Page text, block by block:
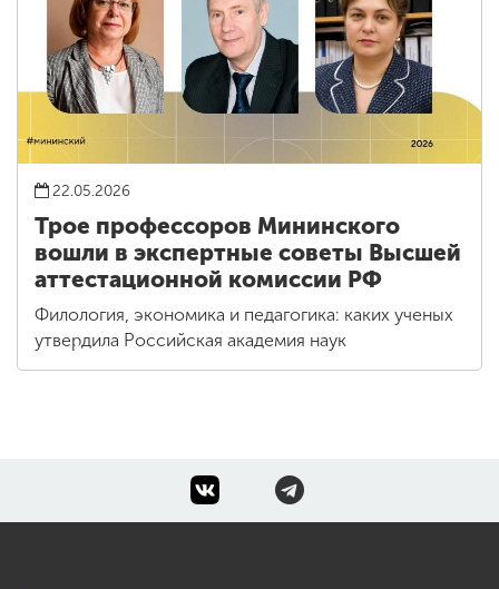
22.05.2026
Трое профессоров Мининского
вошли в экспертные советы Высшей
аттестационной комиссии РФ
Филология, экономика и педагогика: каких ученых
утвердила Российская академия наук